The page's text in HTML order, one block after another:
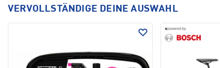
VERVOLLSTÄNDIGE DEINE AUSWAHL